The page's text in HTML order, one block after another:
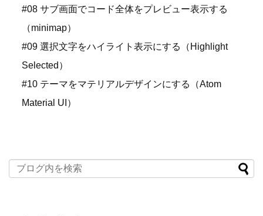
#08 サブ画面でコード全体をプレビュー表示する
（minimap）
#09 選択文字をハイライト表示にする（Highlight
Selected）
#10 テーマをマテリアルデザインにする（Atom
Material UI）